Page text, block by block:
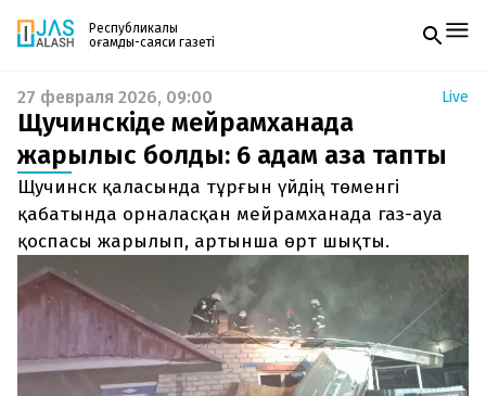
Республикалық
қоғамдық-саяси газеті
Жаңалықтар
Спорт
Live
Руханият
Аймақ
Архив
Заң және тәртіп
Редакциямен байланыс
+7 708 604 51 06
Жарнама бөлімі
+7 701 220 64 52
Пошта
zhasalash100@gmail.com
Газетке жазылу
PDF форматтағы газетті ай сайын электронды
поштаңызға алып отырыңыз. Жаңа нөмір
шыққан сәтте сізге бірден жіберіледі. Тек email
енгізіңіз, біз қалғанын өзіміз жібереміз.
27 февраля 2026, 09:00 Live
Щучинскіде мейрамханада
жарылыс болды: 6 адам қаза тапты
Щучинск қаласында тұрғын үйдің төменгі
қабатында орналасқан мейрамханада газ-ауа
қоспасы жарылып, артынша өрт шықты.